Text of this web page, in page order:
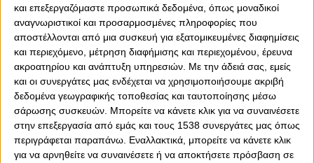
και επεξεργαζόμαστε προσωπικά δεδομένα, όπως μοναδικοί
αναγνωριστικοί και προσαρμοσμένες πληροφορίες που
αποστέλλονται από μια συσκευή για εξατομικευμένες διαφημίσεις
και περιεχόμενο, μέτρηση διαφήμισης και περιεχομένου, έρευνα
ακροατηρίου και ανάπτυξη υπηρεσιών. Με την άδειά σας, εμείς
και οι συνεργάτες μας ενδέχεται να χρησιμοποιήσουμε ακριβή
δεδομένα γεωγραφικής τοποθεσίας και ταυτοποίησης μέσω
σάρωσης συσκευών. Μπορείτε να κάνετε κλικ για να συναινέσετε
στην επεξεργασία από εμάς και τους 1538 συνεργάτες μας όπως
περιγράφεται παραπάνω. Εναλλακτικά, μπορείτε να κάνετε κλικ
για να αρνηθείτε να συναινέσετε ή να αποκτήσετε πρόσβαση σε
0